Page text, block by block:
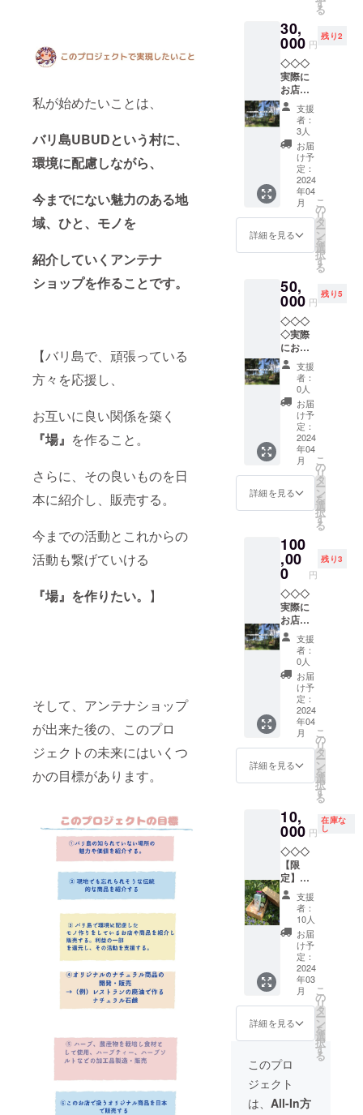
私が始めたいことは、
バリ島UBUDという村に、
環境に配慮しながら、
今までにない魅力のある地
域、ひと、モノを
紹介していくアンテナ
ショップを作ることです。
【バリ島で、頑張っている
方々を応援し、
お互いに良い関係を築く
『場』 を作ること。
さらに、その良いものを日
本に紹介し、販売する。
今までの活動とこれからの
活動も繋げていける
『場』を作りたい。 】
そして、アンテナショップ
が出来た後の、このプロ
ジェクトの未来にはいくつ
かの目標があります。
には、
キーホ
を下げ
る予
定。 ※
現在見
本を製
作中。
デザイ
ンが変
更にな
る可能
性があ
りま
本が出
来まし
知らせ
してい
きま
す。 ※
支援者
の皆様
に→完
成時の
お店の
映像と
お礼の
メッ
セージ
（お店
完成
援者の
方に
に送り
ま
す！）
＋お店
にお名
前を残
す
ルー・
リラッ
クス
ティー
・モリ
ンガ
ティー
） ④お
供のバ
リ島木
彫（お
まかせ
アソー
ト）1個
⑤イン
ドネシ
ア製竹
食品表
示等】
ブ
ティー
・名
称：カ
ミング
ブルー
ティー
原材
料：レ
モング
ラス、
ジン
、パン
ダン、
ピーの
花 内
容量：
名称：
リラッ
クス
ティー
原材
料：レ
モング
ラス、
センニ
チコ
ウ、パ
ンダ
ロー
ズ、カ
容量：
２g
・名
称：モ
リンガ
ティー
原材
料：モ
リンガ
の葉
内容
量：２g
いずれ
のハー
も 賞
味期
造日よ
り1年
※お届け
商品に
もお店
の一員
です！
帯広の
「する
べや」
さんの
ご協力
で制
作！ 小
さなこ
だわり
が満載
です。
サイズ
を選べ
ます。
供用の
サイズ
もご用
意。
【素
材】綿
100％
【サイ
ズ】単
位cm ・
子供
用 １
３０cm
用 ・
S 身
丈６５x
身幅４
４２x袖
９
・ M
身丈６
９x 身
幅５２x
肩幅４
６x袖丈
２０ ・
L 身丈
７３x
身幅５
５x肩幅
５０x袖
丈２２
身丈７
７x 身
幅５８x
４x袖丈
現在見
本を製
デザイ
ンが変
更にな
る可能
性があ
りま
す。見
本が出
来まし
たら、
随時お
知らせ
きま
す。
※支
皆様に
→完成
る
30,
000 円
残り2
◇◇◇
実際に
お店を
見てほ
しい
①！
◇◇◇
お店
をご案
内 ＋ド
リンク
セット
＋お土
産付き
（店舗
で扱う
何かは
お渡し
までの
お楽し
み！）
【バリ
のお店
OPEN
後のプ
ラン。
申し訳
ありま
せん、
バリま
では各
自お越
※実施日
は、お
客様と
ご相談
2024
年４月
以降、
期限
は、１
年間有
効。そ
の後
は。要
相談
〜〜
〜実施
日は、
集合場
ぶらお
散歩し
なが
ら。参
加ひと
組み、
お二人
で〜〜
〜 ※支
援者の
皆様に
→完成
時のお
店の映
像とお
礼の
（お店
後、支
援者の
支援
者：
3人
お届
け予
定：
2024
年04
月
詳細を見る
こ
の
リ
タ
ー
ン
を
選
択
す
る
50,
000 円
残り5
◇◇◇
◇実際
にお店
を見て
ほしい
②◇◇
◇◇ お
店をご
案内 ＋
ランチ
セット
＋お土
産付き
（店舗
で扱う
商品。
お渡し
までの
お楽し
み！）
※お店
は、4月
オープ
ン予定
です
が、お
食事を
提供す
るの
は、更
に半年
後を予
定して
いま
す。
提供予
ンチメ
ニュー
をお試
しでき
ます！
【バリ
のお店
OPEN
後のプ
ラン。
申し訳
ありま
せん、
バリま
では各
自お越
い！】
※実施日
は、お
客様と
支援
者：
0人
お届
け予
定：
2024
年04
月
詳細を見る
こ
の
リ
タ
ー
ン
を
選
択
す
る
100
,00
0 円
残り3
◇◇◇
実際に
お店を
見てほ
しい
③！
◇◇◇
頑張っ
ている
バリの
生産者
さんを
訪問！
どんな
こだわ
りでど
に商品
を作っ
ている
か実際
に見て
体験！
＋スペ
シャル
ランチ
セット
＋お土
産付き
（店舗
で扱う
商品。
何かは
お渡し
み！）
※【スペ
シャル
ランチ
支援
者：
0人
お届
け予
定：
2024
年04
月
詳細を見る
こ
の
リ
タ
ー
ン
を
選
択
す
る
10,
000 円
在庫な
し
◇◇◇
【限
定】バ
リの
ハーブ
ティ
BOX◇
◇◇ い
つもお
世話に
なって
いる
方々と
のコラ
ボリ
ター
ン！ ト
コマタ
ハリ X
Made
tea X ブ
支援
者：
10人
お届
け予
定：
2024
年03
月
詳細を見る
こ
の
リ
タ
ー
ン
を
選
択
す
る
このプロ
ジェクト
は、 All-In方